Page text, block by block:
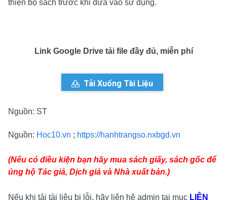
thiện bộ sách trước khi đưa vào sử dụng.
Link Google Drive tải file đầy đủ, miễn phí
Tải Xuống Tài Liệu
Nguồn: ST
Nguồn: Hoc10.vn ; https://hanhtrangso.nxbgd.vn
(Nếu có điều kiện bạn hãy mua sách giấy, sách gốc để
ủng hộ Tác giả, Dịch giả và Nhà xuất bản.)
Nếu khi tải tài liệu bị lỗi, hãy liên hệ admin tại mục LIÊN